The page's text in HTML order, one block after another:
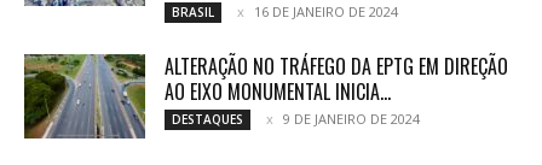
BRASIL 16 DE JANEIRO DE 2024
ALTERAÇÃO NO TRÁFEGO DA EPTG EM DIREÇÃO
AO EIXO MONUMENTAL INICIA...
DESTAQUES 9 DE JANEIRO DE 2024